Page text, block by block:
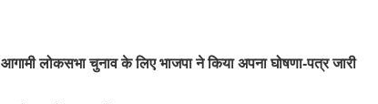
आगामी लोकसभा चुनाव के लिए भाजपा ने किया अपना घोषणा-पत्र जारी